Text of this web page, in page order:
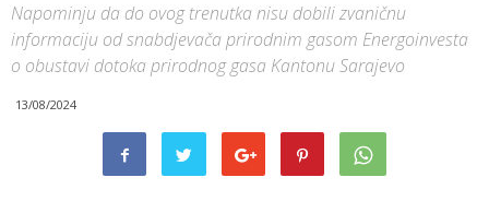
Napominju da do ovog trenutka nisu dobili zvaničnu
informaciju od snabdjevača prirodnim gasom Energoinvesta
o obustavi dotoka prirodnog gasa Kantonu Sarajevo
13/08/2024